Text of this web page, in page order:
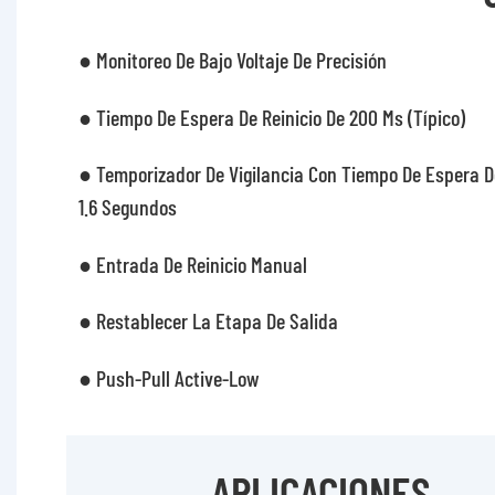
● Monitoreo De Bajo Voltaje De Precisión
● Tiempo De Espera De Reinicio De 200 Ms (típico)
● Temporizador De Vigilancia Con Tiempo De Espera
1.6 Segundos
● Entrada De Reinicio Manual
● Restablecer La Etapa De Salida
● Push-Pull Active-Low